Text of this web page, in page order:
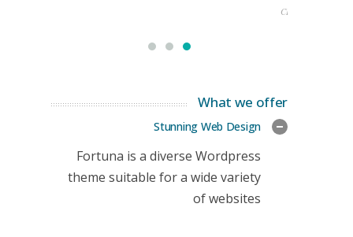
CEO
What we offer
Stunning Web Design
Fortuna is a diverse Wordpress
theme suitable for a wide variety
of websites